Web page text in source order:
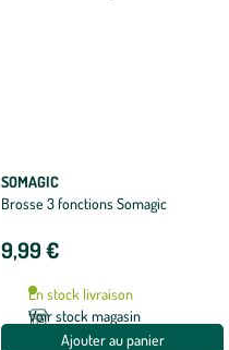
SOMAGIC
Brosse 3 fonctions Somagic
9,99 €
En stock livraison
Voir stock magasin
Ajouter au panier